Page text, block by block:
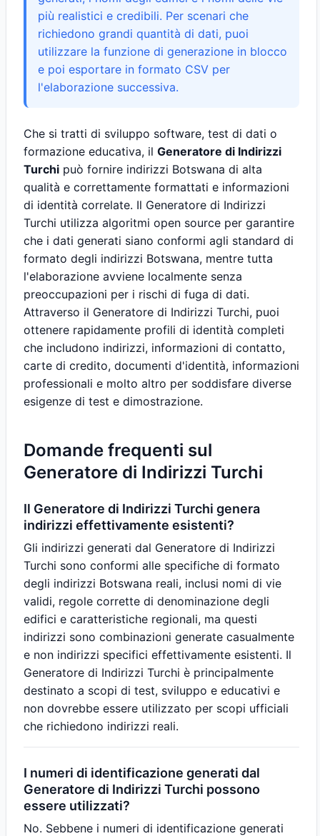
più realistici e credibili. Per scenari che
richiedono grandi quantità di dati, puoi
utilizzare la funzione di generazione in blocco
e poi esportare in formato CSV per
l'elaborazione successiva.
Che si tratti di sviluppo software, test di dati o
formazione educativa, il Generatore di Indirizzi
Turchi può fornire indirizzi Botswana di alta
qualità e correttamente formattati e informazioni
di identità correlate. Il Generatore di Indirizzi
Turchi utilizza algoritmi open source per garantire
che i dati generati siano conformi agli standard di
formato degli indirizzi Botswana, mentre tutta
l'elaborazione avviene localmente senza
preoccupazioni per i rischi di fuga di dati.
Attraverso il Generatore di Indirizzi Turchi, puoi
ottenere rapidamente profili di identità completi
che includono indirizzi, informazioni di contatto,
carte di credito, documenti d'identità, informazioni
professionali e molto altro per soddisfare diverse
esigenze di test e dimostrazione.
Domande frequenti sul
Generatore di Indirizzi Turchi
Il Generatore di Indirizzi Turchi genera
indirizzi effettivamente esistenti?
Gli indirizzi generati dal Generatore di Indirizzi
Turchi sono conformi alle specifiche di formato
degli indirizzi Botswana reali, inclusi nomi di vie
validi, regole corrette di denominazione degli
edifici e caratteristiche regionali, ma questi
indirizzi sono combinazioni generate casualmente
e non indirizzi specifici effettivamente esistenti. Il
Generatore di Indirizzi Turchi è principalmente
destinato a scopi di test, sviluppo e educativi e
non dovrebbe essere utilizzato per scopi ufficiali
che richiedono indirizzi reali.
I numeri di identificazione generati dal
Generatore di Indirizzi Turchi possono
essere utilizzati?
No. Sebbene i numeri di identificazione generati